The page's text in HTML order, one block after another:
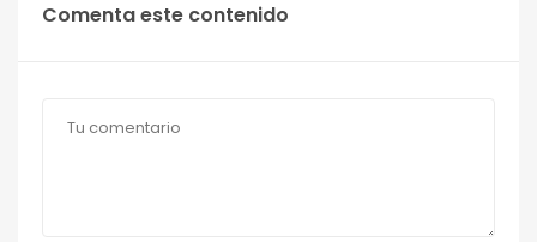
Comenta este contenido